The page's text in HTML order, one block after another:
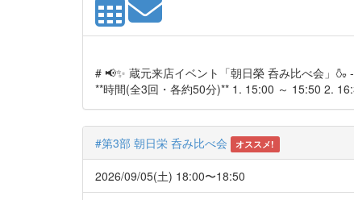
# 📢✨ 蔵元来店イベント「朝日榮 呑み比べ会」
**時間(全3回・各約50分)** 1. 15:00 ～ 15:50 2.
#第3部 朝日栄 呑み比べ会 オススメ!
2026/09/05(土) 18:00〜18:50